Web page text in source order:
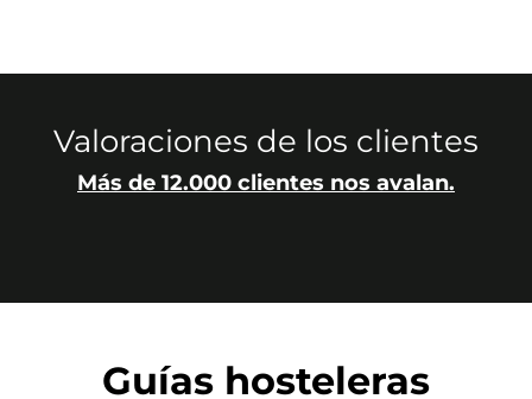
Valoraciones de los clientes
Más de 12.000 clientes nos avalan.
Guías hosteleras